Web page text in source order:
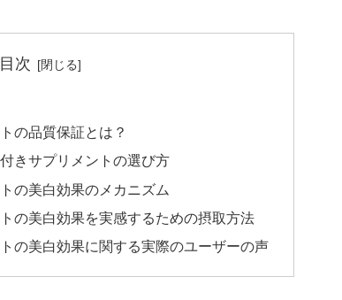
目次
の品質保証とは？
きサプリメントの選び方
の美白効果のメカニズム
の美白効果を実感するための摂取方法
の美白効果に関する実際のユーザーの声